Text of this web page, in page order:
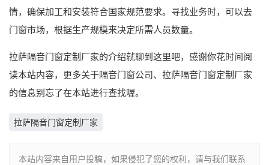
情，确保加工和安装符合国家规范要求。寻找业务时，可以去
门窗市场，根据生产规模来决定所需人员数量。
拉萨隔音门窗定制厂家的介绍就聊到这里吧，感谢你花时间阅
读本站内容，更多关于隔音门窗公司、拉萨隔音门窗定制厂家
的信息别忘了在本站进行查找喔。
拉萨隔音门窗定制厂家
本站内容来自用户投稿，如果侵犯了您的权利，请与我们联系